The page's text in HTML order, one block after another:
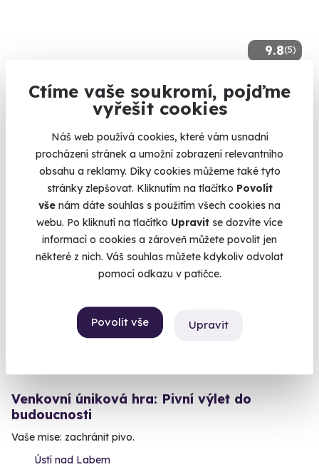
Ctíme vaše soukromí, pojďme
vyřešit cookies
Náš web používá cookies, které vám usnadní
procházení stránek a umožní zobrazení relevantního
obsahu a reklamy. Díky cookies můžeme také tyto
stránky zlepšovat. Kliknutím na tlačítko Povolit
vše nám dáte souhlas s použitím všech cookies na
webu. Po kliknutí na tlačítko Upravit se dozvíte více
informací o cookies a zároveň můžete povolit jen
některé z nich. Váš souhlas můžete kdykoliv odvolat
pomocí odkazu v patičce.
Povolit vše Upravit
9.8(5)
Jízda v Chevrolet Camaro (Bumblebee)
Žlutá amerika jak z filmu Transformers
Trmice (okres Ústí nad Labem)
(+ 6 dalších lokalit)
1 199 Kč
Venkovní úniková hra: Pivní výlet do
budoucnosti
Vaše mise: zachránit pivo.
Ústí nad Labem